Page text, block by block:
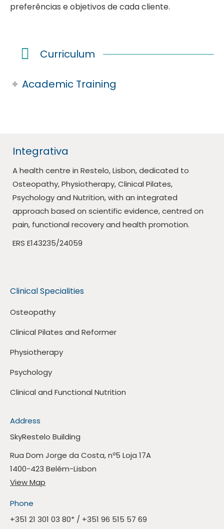
preferências e objetivos de cada cliente.
Curriculum
Academic Training
Integrativa
A health centre in Restelo, Lisbon, dedicated to
Osteopathy, Physiotherapy, Clinical Pilates,
Psychology and Nutrition, with an integrated
approach based on scientific evidence, centred on
pain, functional recovery and health promotion.
ERS E143235/24059
Clinical Specialities
Osteopathy
Clinical Pilates and Reformer
Physiotherapy
Psychology
Clinical and Functional Nutrition
Address
SkyRestelo Building
Rua Dom Jorge da Costa, nº5 Loja 17A
1400-423 Belém-Lisbon
View Map
Phone
+351 21 301 03 80* / +351 96 515 57 69